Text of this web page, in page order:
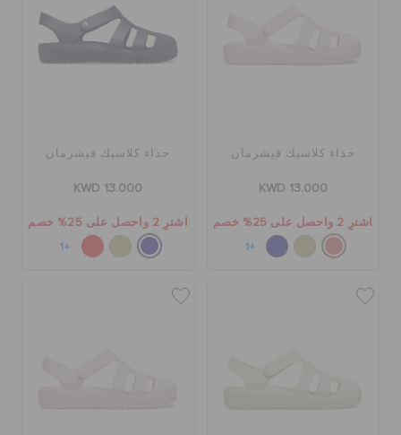
حذاء كلاسيك فيشرمان
KWD 13.000
اشترِ 2 واحصل على 25% خصم
+1
حذاء كلاسيك فيشرمان
KWD 13.000
اشترِ 2 واحصل على 25% خصم
+1